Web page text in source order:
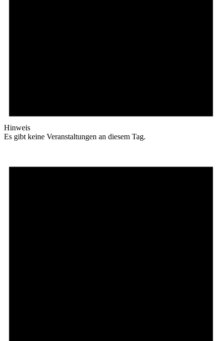
Hinweis
Es gibt keine Veranstaltungen an diesem Tag.